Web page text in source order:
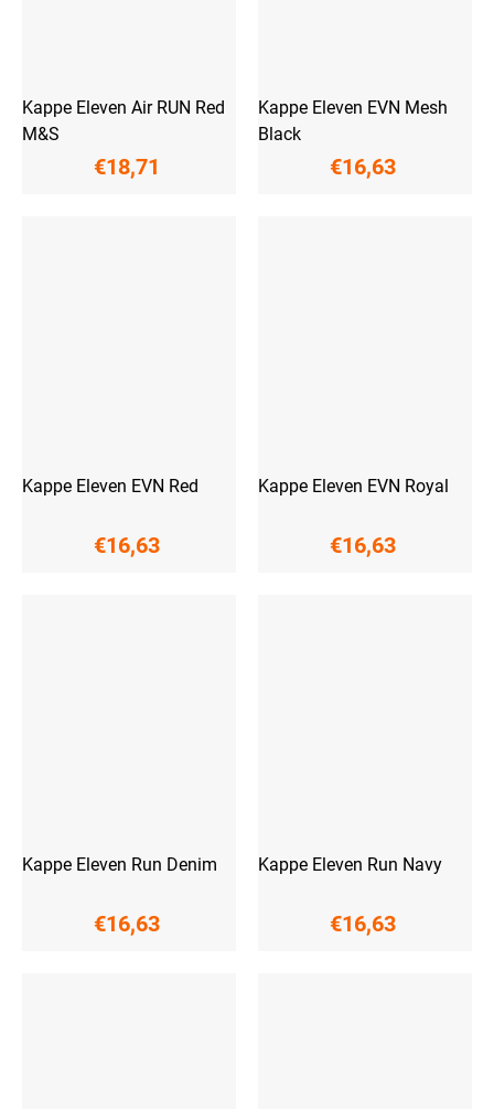
Kappe Eleven Air RUN Red
M&S
€18,71
Kappe Eleven EVN Mesh
Black
€16,63
Kappe Eleven EVN Red
€16,63
Kappe Eleven EVN Royal
€16,63
Kappe Eleven Run Denim
€16,63
Kappe Eleven Run Navy
€16,63